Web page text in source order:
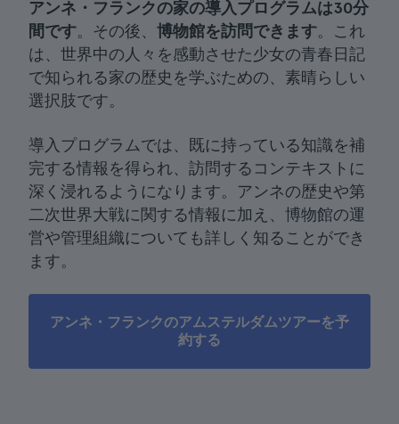
アンネ・フランクの家の導入プログラムは30分
間です。その後、 博物館を訪問できます。これ
は、世界中の人々を感動させた少女の青春日記
で知られる家の歴史を学ぶための、素晴らしい
選択肢です。
導入プログラムでは、既に持っている知識を補
完する情報を得られ、訪問するコンテキストに
深く浸れるようになります。アンネの歴史や第
二次世界大戦に関する情報に加え、博物館の運
営や管理組織についても詳しく知ることができ
ます。
アンネ・フランクのアムステルダムツアーを予
約する